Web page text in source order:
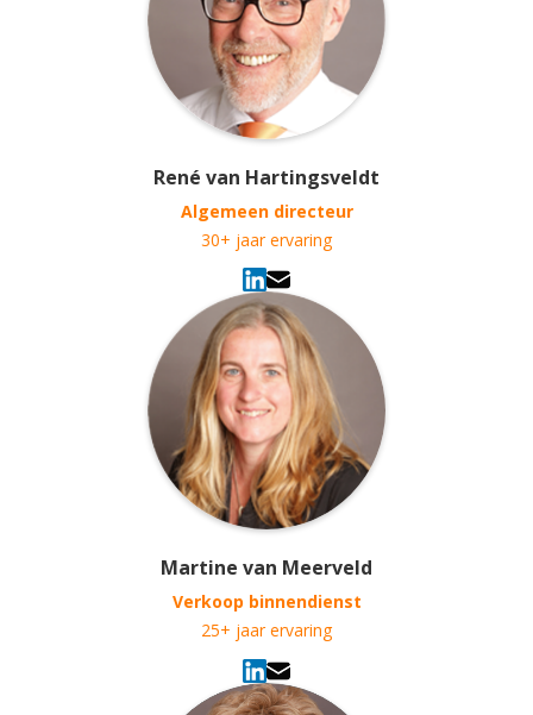
René van Hartingsveldt
Algemeen directeur
30+ jaar ervaring
Martine van Meerveld
Verkoop binnendienst
25+ jaar ervaring